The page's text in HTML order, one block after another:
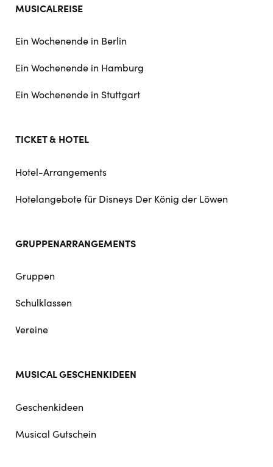
MUSICALREISE
Ein Wochenende in Berlin
Ein Wochenende in Hamburg
Ein Wochenende in Stuttgart
TICKET & HOTEL
Hotel-Arrangements
Hotelangebote für Disneys Der König der Löwen
GRUPPENARRANGEMENTS
Gruppen
Schulklassen
Vereine
MUSICAL GESCHENKIDEEN
Geschenkideen
Musical Gutschein